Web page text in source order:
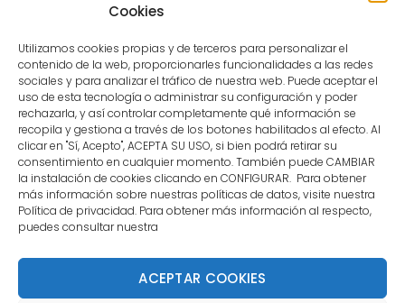
Cookies
Utilizamos cookies propias y de terceros para personalizar el
contenido de la web, proporcionarles funcionalidades a las redes
sociales y para analizar el tráfico de nuestra web. Puede aceptar el
uso de esta tecnología o administrar su configuración y poder
rechazarla, y así controlar completamente qué información se
recopila y gestiona a través de los botones habilitados al efecto. Al
clicar en "Sí, Acepto", ACEPTA SU USO, si bien podrá retirar su
consentimiento en cualquier momento. También puede CAMBIAR
la instalación de cookies clicando en CONFIGURAR. Para obtener
más información sobre nuestras políticas de datos, visite nuestra
Política de privacidad. Para obtener más información al respecto,
puedes consultar nuestra
ACEPTAR COOKIES
CONTACTO
MENÚ PRINCIPAL
MI CUENTA
DOCUMENTACIÓN